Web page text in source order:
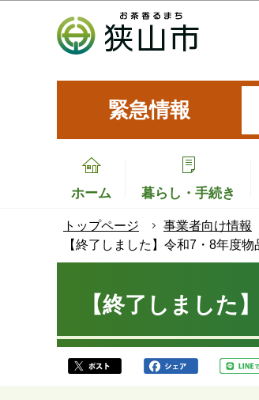
緊急情報
ホーム 暮らし・手続き
トップページ 事業者向け情報
【終了しました】令和7・8年度
【終了しました